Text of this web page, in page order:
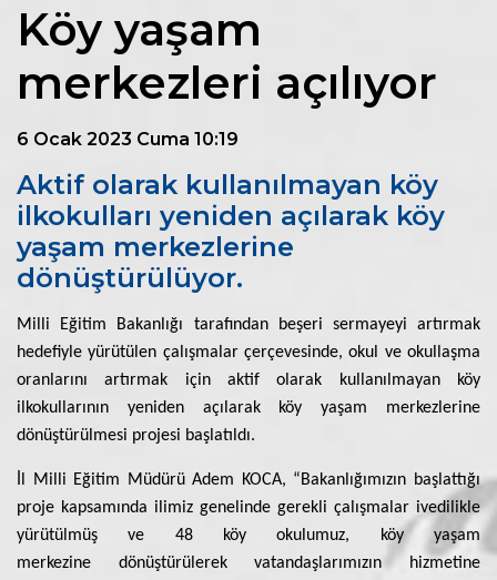
Köy yaşam
merkezleri açılıyor
6 Ocak 2023 Cuma 10:19
Aktif olarak kullanılmayan köy
ilkokulları yeniden açılarak köy
yaşam merkezlerine
dönüştürülüyor.
Milli Eğitim Bakanlığı tarafından beşeri sermayeyi artırmak
hedefiyle yürütülen çalışmalar çerçevesinde, okul ve okullaşma
oranlarını artırmak için aktif olarak kullanılmayan köy
ilkokullarının yeniden açılarak köy yaşam merkezlerine
dönüştürülmesi projesi başlatıldı.
İl Milli Eğitim Müdürü Adem KOCA, “Bakanlığımızın başlattığı
proje kapsamında ilimiz genelinde gerekli çalışmalar ivedilikle
yürütülmüş ve 48 köy okulumuz, köy yaşam
merkezine dönüştürülerek vatandaşlarımızın hizmetine